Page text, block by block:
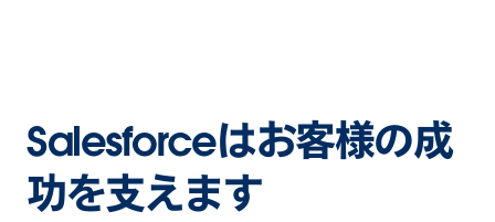
Salesforceはお客様の成
功を支えます